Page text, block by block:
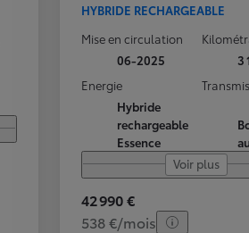
HYBRIDE RECHARGEABLE
Mise en circulation
06-2025
3
Energie
Hybride
rechargeable
Essence
Voir plus
42 990 €
538 €/mois